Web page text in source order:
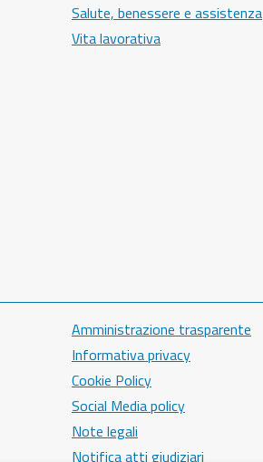
Salute, benessere e assistenza
Vita lavorativa
Amministrazione trasparente
Informativa privacy
Cookie Policy
Social Media policy
Note legali
Notifica atti giudiziari